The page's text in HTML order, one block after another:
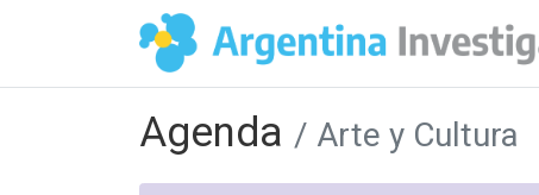
Agenda / Arte y Cultura